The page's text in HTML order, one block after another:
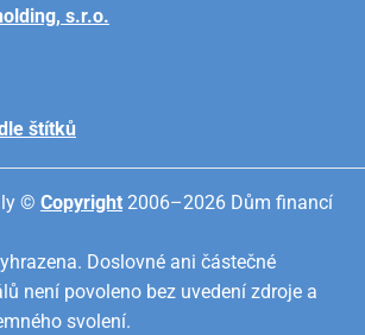
s.r.o.
štítků
© Copyright 2006–2026 Dům financí
Doslovné ani částečné
není povoleno bez uvedení zdroje a
svolení.